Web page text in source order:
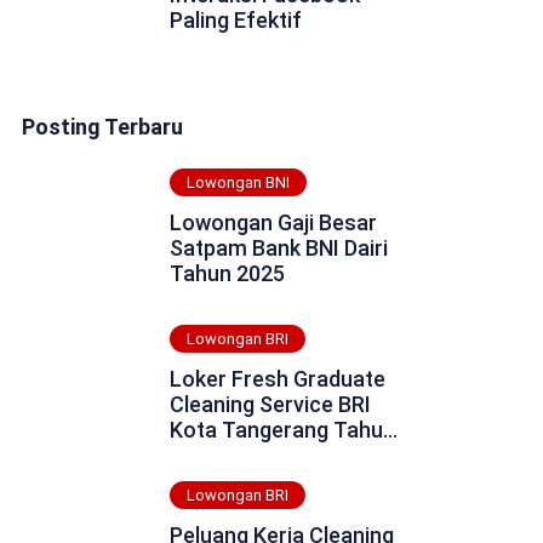
Paling Efektif
Posting Terbaru
Lowongan BNI
Lowongan Gaji Besar
Satpam Bank BNI Dairi
Tahun 2025
Lowongan BRI
Loker Fresh Graduate
Cleaning Service BRI
Kota Tangerang Tahun
Lowongan BRI
Peluang Kerja Cleaning